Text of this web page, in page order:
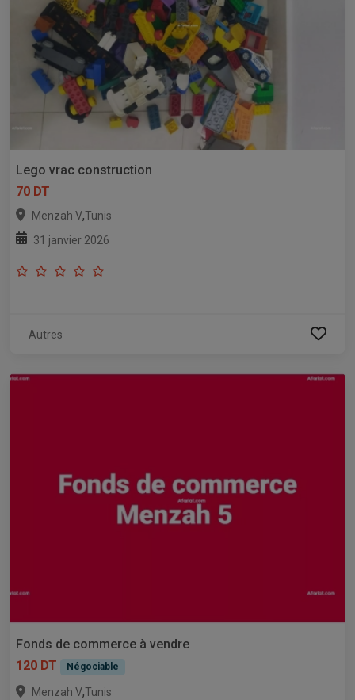
Lego vrac construction
70 DT
Menzah V,Tunis
31 janvier 2026
Autres
Fonds de commerce à vendre
120 DT
Négociable
Menzah V,Tunis